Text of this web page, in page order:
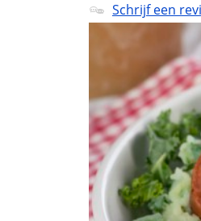
Schrijf een